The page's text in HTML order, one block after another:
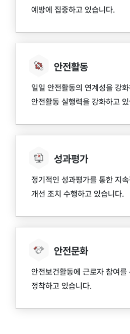
예방에 집중하고 있습니다.
안전활동
일일 안전활동의 연계성을 강
안전활동 실행력을 강화하고
성과평가
정기적인 성과평가를 통한 지
개선 조치 수행하고 있습니다.
안전문화
안전보건활동에 근로자 참여를
정착하고 있습니다.